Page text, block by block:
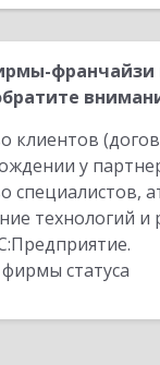
франчайзи
клиентов
у
специалистов,
технологий
статуса